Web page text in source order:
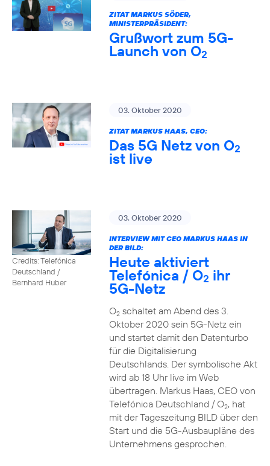
ZITAT MARKUS SÖDER,
MINISTERPRÄSIDENT:
Grußwort zum 5G-
Launch von O2
03. Oktober 2020
ZITAT MARKUS HAAS, CEO:
Das 5G Netz von O2
ist live
Credits: Telefónica
Deutschland /
Bernhard Huber
03. Oktober 2020
INTERVIEW MIT CEO MARKUS HAAS IN
DER BILD:
Heute aktiviert
Telefónica / O2 ihr
5G-Netz
O2schaltet am Abend des 3.
Oktober 2020 sein 5G-Netz ein
und startet damit den Datenturbo
für die Digitalisierung
Deutschlands. Der symbolische Akt
wird ab 18 Uhr live im Web
übertragen. Markus Haas, CEO von
Telefónica Deutschland / O2, hat
mit der Tageszeitung BILD über den
Start und die 5G-Ausbaupläne des
Unternehmens gesprochen.